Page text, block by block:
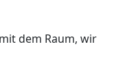
dem Raum, wir